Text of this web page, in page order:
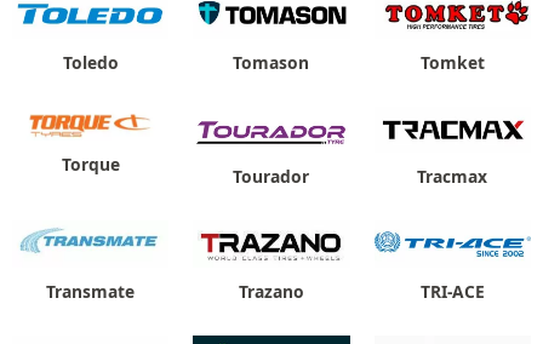
Toledo Tomason Tomket
Torque
Tourador Tracmax
Transmate Trazano TRI-ACE